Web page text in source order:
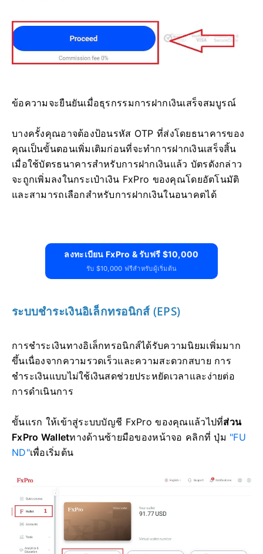
ข้อความจะยืนยันเมื่อธุรกรรมการฝากเงินเสร็จสมบูรณ์
บางครั้งคุณอาจต้องป้อนรหัส OTP ที่ส่งโดยธนาคารของ
คุณเป็นขั้นตอนเพิ่มเติมก่อนที่จะทำการฝากเงินเสร็จสิ้น
เมื่อใช้บัตรธนาคารสำหรับการฝากเงินแล้ว บัตรดังกล่าว
จะถูกเพิ่มลงในกระเป๋าเงิน FxPro ของคุณโดยอัตโนมัติ
และสามารถเลือกสำหรับการฝากเงินในอนาคตได้
ลงทะเบียน FxPro & รับฟรี $10,000
รับ $10,000 ฟรีสำหรับผู้เริ่มต้น
ระบบชำระเงินอิเล็กทรอนิกส์ (EPS)
การชำระเงินทางอิเล็กทรอนิกส์ได้รับความนิยมเพิ่มมาก
ขึ้นเนื่องจากความรวดเร็วและความสะดวกสบาย การ
ชำระเงินแบบไม่ใช้เงินสดช่วยประหยัดเวลาและง่ายต่อ
การดำเนินการ
ขั้นแรก ให้เข้าสู่ระบบบัญชี FxPro ของคุณแล้วไปที่ส่วน
FxPro Walletทางด้านซ้ายมือของหน้าจอ คลิกที่ ปุ่ม "FU
ND"เพื่อเริ่มต้น